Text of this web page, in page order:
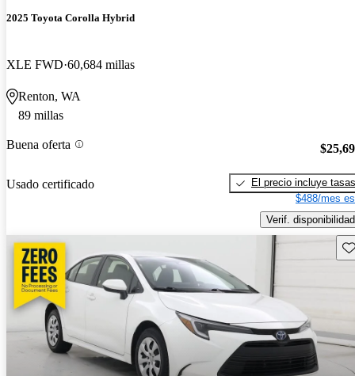
2025 Toyota Corolla Hybrid
XLE FWD 60,684 millas
Renton, WA
89 millas
Buena oferta
Usado certificado
El precio incluye tasas
$488/mes
Verif. disponibilidad